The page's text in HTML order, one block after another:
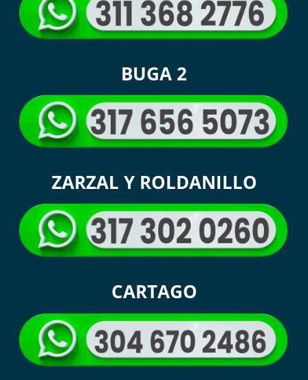
BUGA 2
ZARZAL Y ROLDANILLO
CARTAGO